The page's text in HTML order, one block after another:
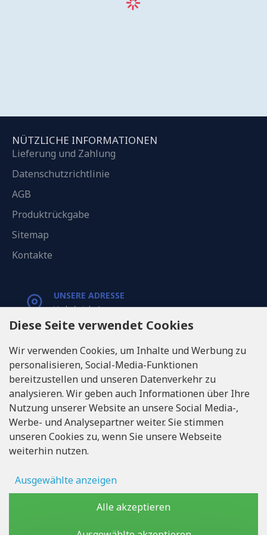
NÜTZLICHE INFORMATIONEN
Lieferung und Zahlung
Datenschutzrichtlinie
AGB
Produktrückgabe
Sitemap
Kontakte
UNSERE ADRESSE
Varkaļu iela 1,
Riga, Latvia, LV1067
RUFEN SIE UNS
Tel: +371 20371100
INFO@LUKONS.COM
UNTERNEHMENS-DETAILS
RITONE SIA
Umsatzsteuer-Identifikationsnummer LV40103717618
Rechtsadresse: Rīga, Zasulauka iela 32 - 7, LV-1046
Diese Seite verwendet Cookies
Wir verwenden Cookies, um Inhalte und Werbung zu
personalisieren, Social-Media-Funktionen
bereitzustellen und unseren Datenverkehr zu
analysieren. Wir geben auch Informationen über Ihre
Nutzung unserer Website an unsere Social Media-,
Werbe- und Analysepartner weiter. Sie stimmen
unseren Cookies zu, wenn Sie unsere Webseite
weiterhin nutzen.
Ausgewählte anzeigen
Alle akzeptieren